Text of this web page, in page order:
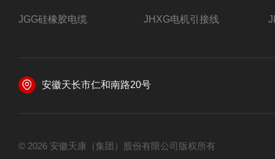
JGG硅橡胶电缆 JHXG电机引接线
安徽天长市仁和南路20号
© 2026 安徽天康（集团）股份有限公司版权所有